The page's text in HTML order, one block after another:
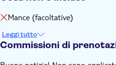
Mance (facoltative)
Leggi tutto
Commissioni di